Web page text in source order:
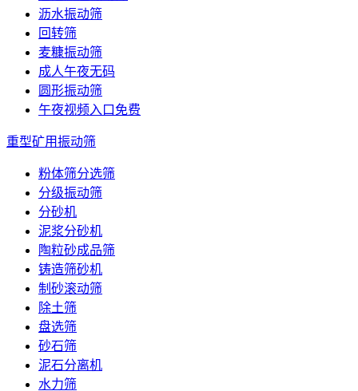
沥水振动筛
回转筛
麦糠振动筛
成人午夜无码
圆形振动筛
午夜视频入口免费
重型矿用振动筛
粉体筛分选筛
分级振动筛
分砂机
泥浆分砂机
陶粒砂成品筛
铸造筛砂机
制砂滚动筛
除土筛
盘选筛
砂石筛
泥石分离机
水力筛